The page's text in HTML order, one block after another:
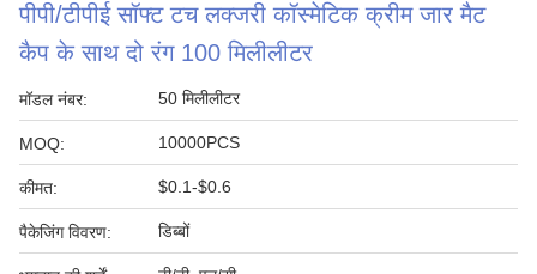
पीपी/टीपीई सॉफ्ट टच लक्जरी कॉस्मेटिक क्रीम जार मैट
कैप के साथ दो रंग 100 मिलीलीटर
मॉडल नंबर: 50 मिलीलीटर
MOQ: 10000PCS
कीमत: $0.1-$0.6
पैकेजिंग विवरण: डिब्बों